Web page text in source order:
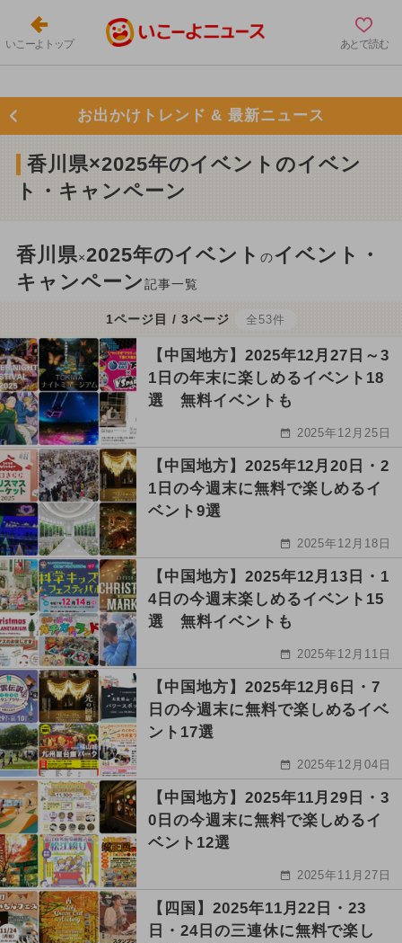
いこーよトップ あとで読む
お出かけトレンド & 最新ニュース
香川県×2025年のイベントのイベン
ト・キャンペーン
香川県×2025年のイベントのイベント・
キャンペーン記事一覧
1ページ目 / 3ページ 全53件
【中国地方】2025年12月27日～3
1日の年末に楽しめるイベント18
選 無料イベントも
2025年12月25日
【中国地方】2025年12月20日・2
1日の今週末に無料で楽しめるイ
ベント9選
2025年12月18日
【中国地方】2025年12月13日・1
4日の今週末楽しめるイベント15
選 無料イベントも
2025年12月11日
【中国地方】2025年12月6日・7
日の今週末に無料で楽しめるイベ
ント17選
2025年12月04日
【中国地方】2025年11月29日・3
0日の今週末に無料で楽しめるイ
ベント12選
2025年11月27日
【四国】2025年11月22日・23
日・24日の三連休に無料で楽し